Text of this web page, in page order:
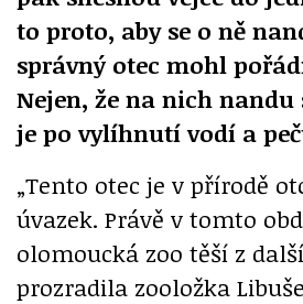
to proto, aby se o ně
správný otec mohl
Nejen, že na nich nandu
je po vylíhnutí vodí a
„Tento otec je v přírodě
úvazek. Právě v tomto
olomoucká zoo těší z
prozradila zooložka